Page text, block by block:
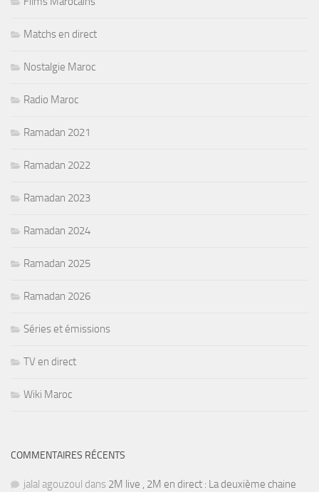
Matchs en direct
Nostalgie Maroc
Radio Maroc
Ramadan 2021
Ramadan 2022
Ramadan 2023
Ramadan 2024
Ramadan 2025
Ramadan 2026
Séries et émissions
TV en direct
Wiki Maroc
COMMENTAIRES RÉCENTS
jalal agouzoul dans 2M live , 2M en direct : La deuxième chaine